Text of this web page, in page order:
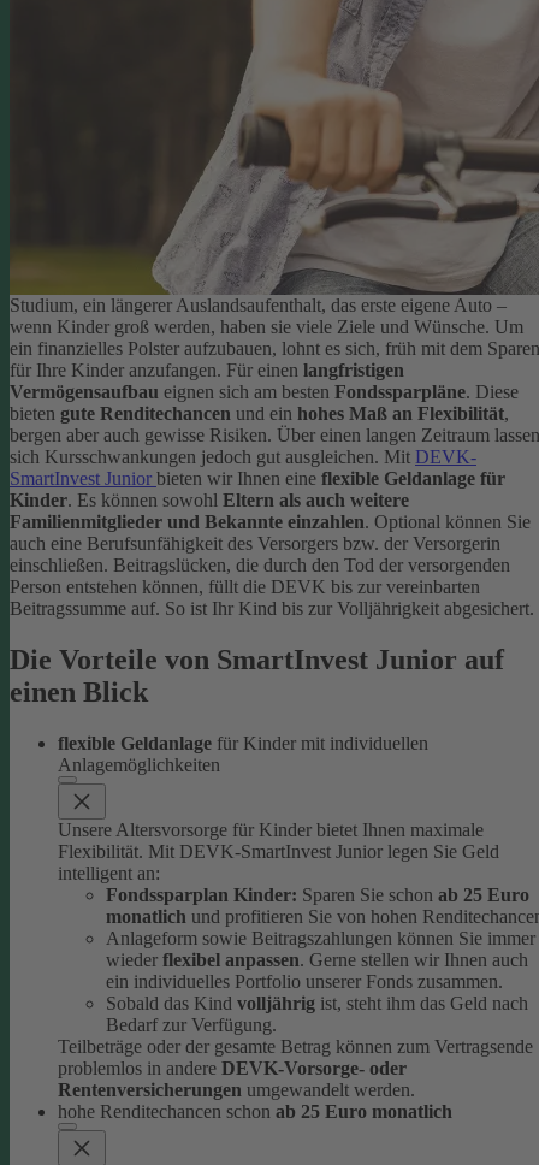
Studium, ein längerer Auslandsaufenthalt, das erste eigene Auto –
wenn Kinder groß werden, haben sie viele Ziele und Wünsche. Um
ein finanzielles Polster aufzubauen, lohnt es sich, früh mit dem Sparen
für Ihre Kinder anzufangen. Für einen langfristigen
Vermögensaufbau eignen sich am besten Fondssparpläne. Diese
bieten gute Renditechancen und ein hohes Maß an Flexibilität,
bergen aber auch gewisse Risiken. Über einen langen Zeitraum lassen
sich Kursschwankungen jedoch gut ausgleichen. Mit DEVK-
SmartInvest Junior bieten wir Ihnen eine flexible Geldanlage für
Kinder. Es können sowohl Eltern als auch weitere
Familienmitglieder und Bekannte einzahlen. Optional können Sie
auch eine Berufsunfähigkeit des Versorgers bzw. der Versorgerin
einschließen. Beitragslücken, die durch den Tod der versorgenden
Person entstehen können, füllt die DEVK bis zur vereinbarten
Beitragssumme auf. So ist Ihr Kind bis zur Volljährigkeit abgesichert.
Die Vorteile von SmartInvest Junior auf
einen Blick
flexible Geldanlage für Kinder mit individuellen
Anlagemöglichkeiten
Unsere Altersvorsorge für Kinder bietet Ihnen maximale
Flexibilität. Mit DEVK-SmartInvest Junior legen Sie Geld
intelligent an:
Fondssparplan Kinder: Sparen Sie schon ab 25 Euro
monatlich und profitieren Sie von hohen
Anlageform sowie Beitragszahlungen können Sie immer
wieder flexibel anpassen. Gerne stellen wir Ihnen auch
ein individuelles Portfolio unserer Fonds zusammen.
Sobald das Kind volljährig ist, steht ihm das Geld nach
Bedarf zur Verfügung.
Teilbeträge oder der gesamte Betrag können zum Vertragsende
problemlos in andere DEVK-Vorsorge- oder
Rentenversicherungen umgewandelt werden.
hohe Renditechancen schon ab 25 Euro monatlich